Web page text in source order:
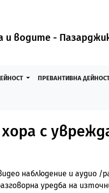
и водите -
ПРЕВАНТИВНА
с
наблюдение и аудио /
уредба на